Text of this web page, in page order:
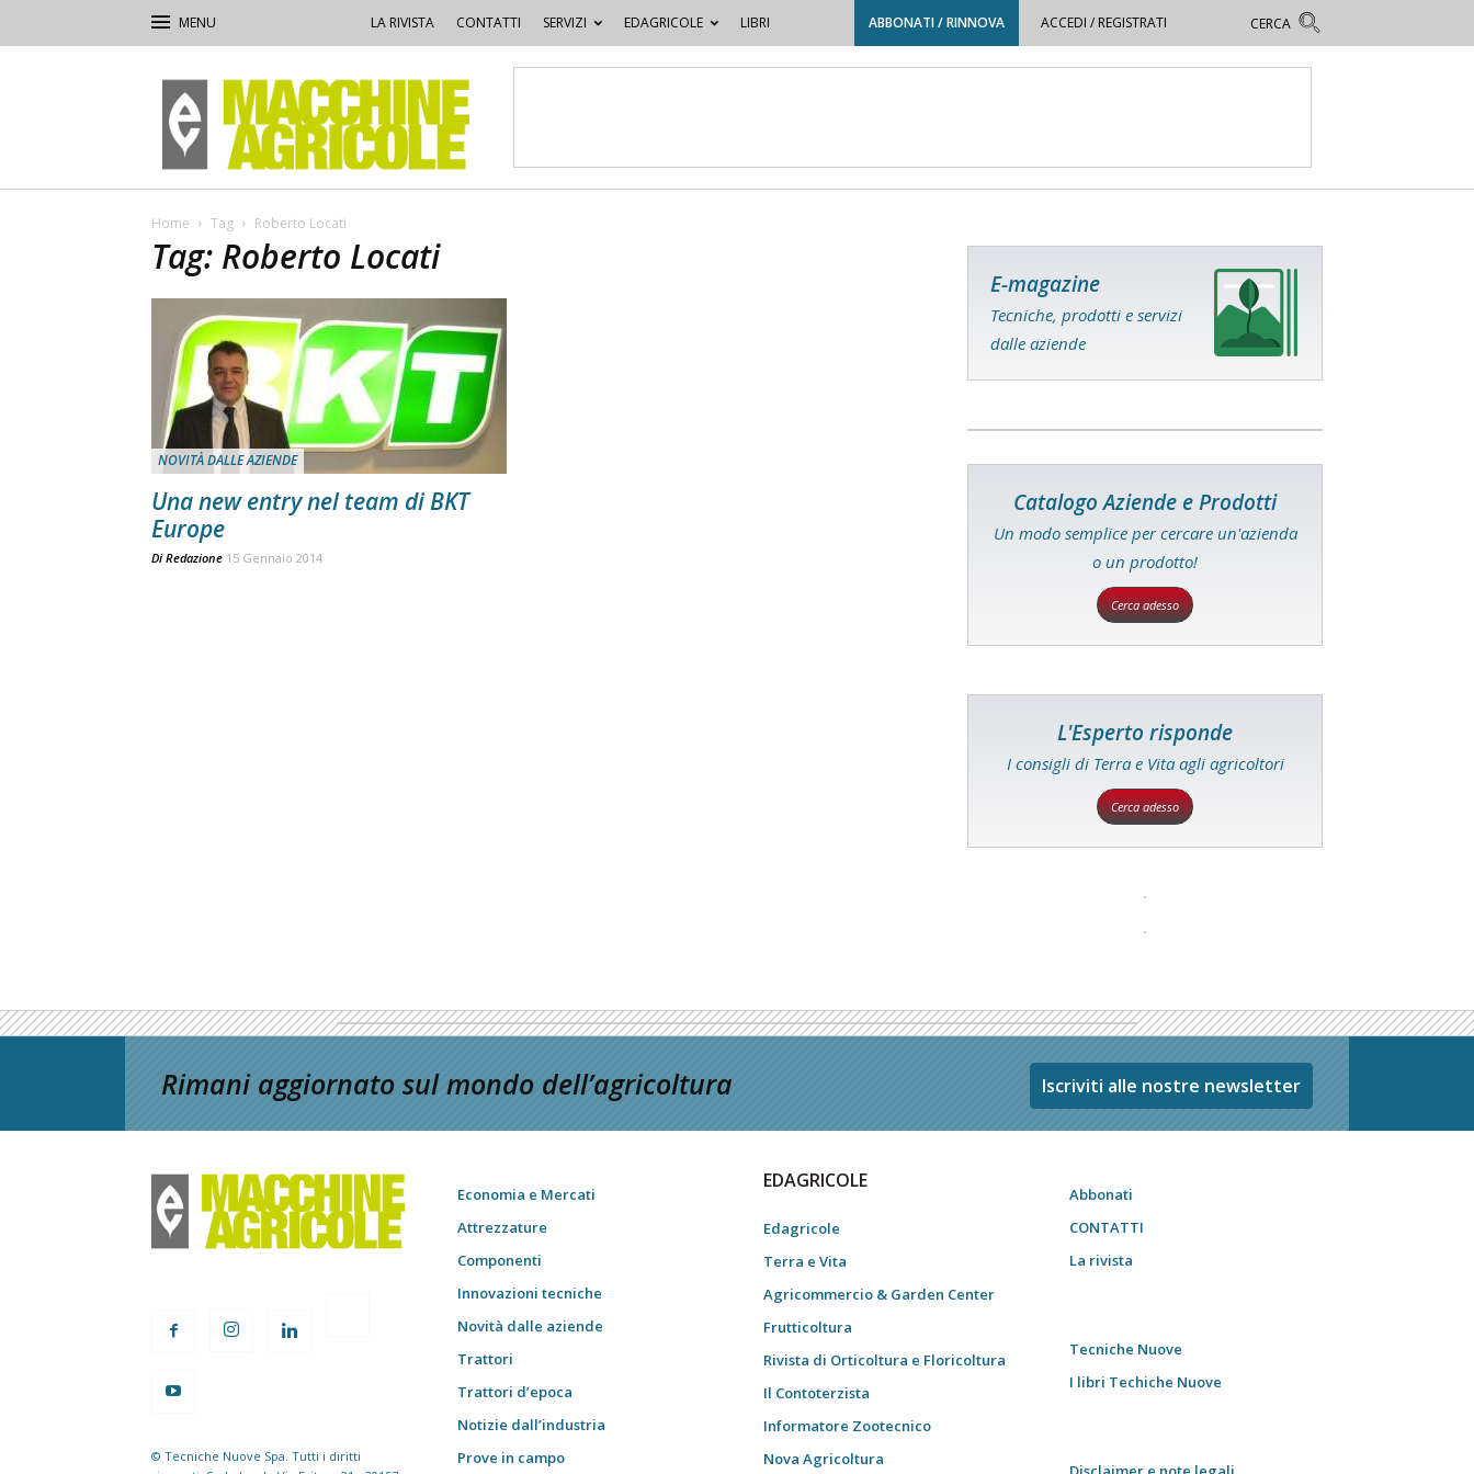
LA RIVISTA CONTATTI SERVIZI EDAGRICOLE LIBRI ABBONATI / RINNOVA ACCEDI / REGISTRATI
Macchine
Agricole
Home Tag Roberto Locati
Tag: Roberto Locati
NOVITÀ DALLE AZIENDE
Una new entry nel team di BKT
Europe
Di Redazione 15 Gennaio 2014
E-magazine
Tecniche, prodotti e servizi
dalle aziende
Catalogo Aziende e Prodotti
Un modo semplice per cercare un'azienda
o un prodotto!
Cerca adesso
L'Esperto risponde
I consigli di Terra e Vita agli agricoltori
Cerca adesso
Rimani aggiornato sul mondo dell’agricoltura Iscriviti alle nostre newsletter
© Tecniche Nuove Spa. Tutti i diritti
Economia e Mercati
Attrezzature
Componenti
Innovazioni tecniche
Novità dalle aziende
Trattori
Trattori d’epoca
Notizie dall’industria
Prove in campo
EDAGRICOLE
Edagricole
Terra e Vita
Agricommercio & Garden Center
Frutticoltura
Rivista di Orticoltura e Floricoltura
Il Contoterzista
Informatore Zootecnico
Nova Agricoltura
Abbonati
CONTATTI
La rivista
Tecniche Nuove
I libri Techiche Nuove